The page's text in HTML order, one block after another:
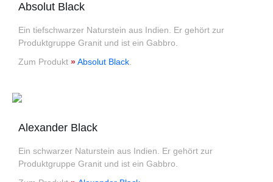
Absolut Black
Ein tiefschwarzer Naturstein aus Indien. Er gehört zur
Produktgruppe Granit und ist ein Gabbro.
Zum Produkt »Absolut Black
Alexander Black
Ein schwarzer Naturstein aus Indien. Er gehört zur
Produktgruppe Granit und ist ein Gabbro.